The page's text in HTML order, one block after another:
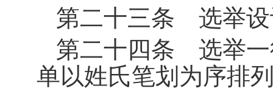
第二十三条 选举设
第二十四条 选举一
单以姓氏笔划为序排